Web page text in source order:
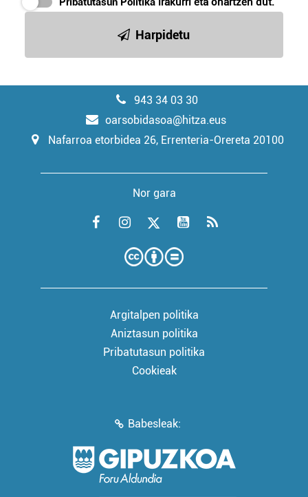
Harpidetu
943 34 03 30
oarsobidasoa@hitza.eus
Nafarroa etorbidea 26, Errenteria-Orereta 20100
Nor gara
Argitalpen politika
Aniztasun politika
Pribatutasun politika
Cookieak
Babesleak: